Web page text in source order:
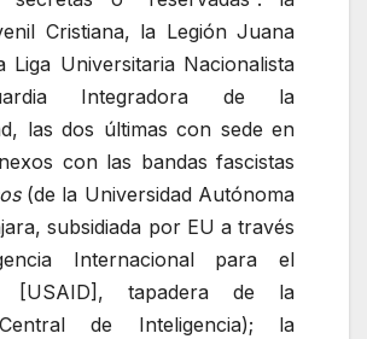
Cristiana, la Legión Juana
Liga Universitaria Nacionalista
Integradora de la
las dos últimas con sede en
con las bandas fascistas
(de la Universidad Autónoma
subsidiada por EU a través
Internacional para el
[USAID], tapadera de la
de Inteligencia); la